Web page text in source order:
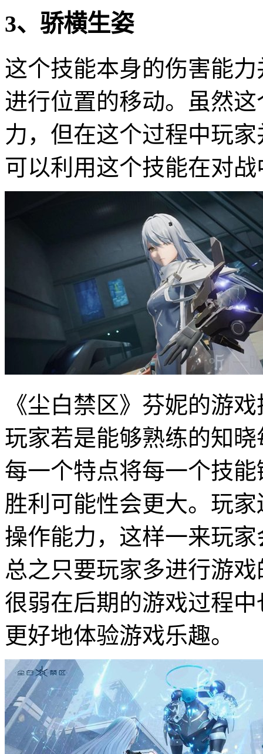
3、骄横生姿
这个技能本身的伤害能
进行位置的移动。虽然
力，但在这个过程中玩
可以利用这个技能在对
《尘白禁区》芬妮的游
玩家若是能够熟练的知
每一个特点将每一个技
胜利可能性会更大。玩
操作能力，这样一来玩
总之只要玩家多进行游
很弱在后期的游戏过程
更好地体验游戏乐趣。